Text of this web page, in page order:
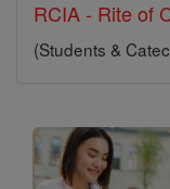
RCIA - Rite of
(Students &